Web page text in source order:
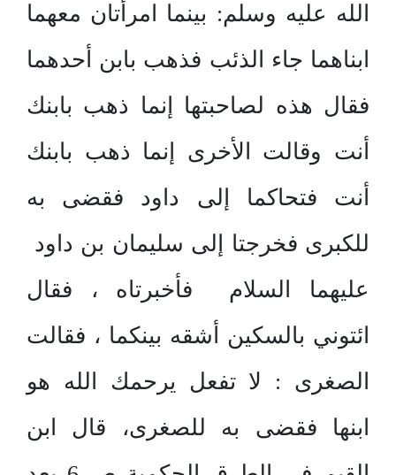
الله عليه وسلم: بينما امرأتان معهما
ابناهما جاء الذئب فذهب بابن أحدهما
فقال هذه لصاحبتها إنما ذهب بابنك
أنت وقالت الأخرى إنما ذهب بابنك
أنت فتحاكما إلى داود فقضى به
للكبرى فخرجتا إلى سليمان بن داود
عليهما السلام فأخبرتاه ، فقال
ائتوني بالسكين أشقه بينكما ، فقالت
الصغرى : لا تفعل يرحمك الله هو
ابنها فقضى به للصغرى، قال ابن